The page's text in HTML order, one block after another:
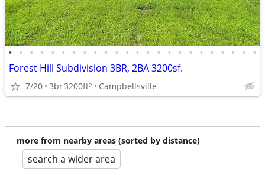
• • • • • • • • • • • • • • • • • • • • • • • •
Forest Hill Subdivision 3BR, 2BA 3200sf.
7/20 3br3200ft2 Campbellsville
more from nearby areas (sorted by distance)
search a wider area